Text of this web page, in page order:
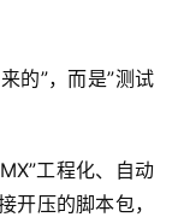
的”，而是”测试
工程化、自动
开压的脚本包，